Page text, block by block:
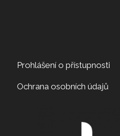
Prohlášení o přístupnosti
Ochrana osobních údajů